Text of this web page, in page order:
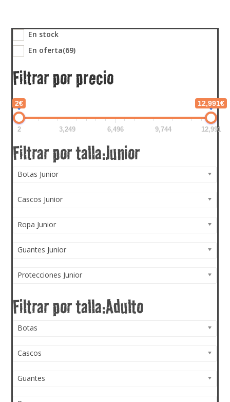
En stock
En oferta(69)
Filtrar por precio
2€ 12,991€
2 3,249 6,496 9,744 12,991
Botas Junior
Cascos Junior
Ropa Junior
Guantes Junior
Protecciones Junior
Botas
Cascos
Guantes